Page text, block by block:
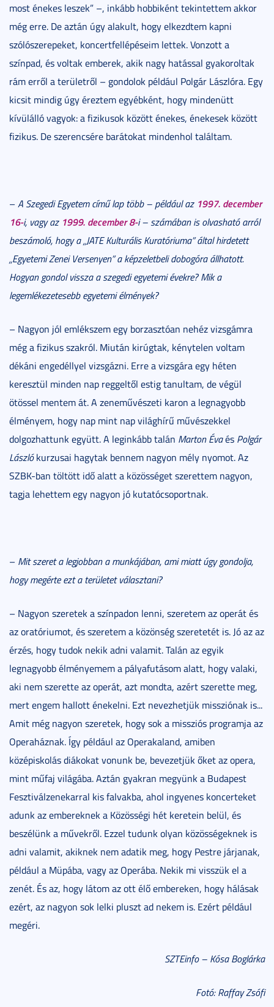
most énekes leszek” –, inkább hobbiként tekintettem akkor
még erre. De aztán úgy alakult, hogy elkezdtem kapni
szólószerepeket, koncertfellépéseim lettek. Vonzott a
színpad, és voltak emberek, akik nagy hatással gyakoroltak
rám erről a területről – gondolok például Polgár Lászlóra. Egy
kicsit mindig úgy éreztem egyébként, hogy mindenütt
kívülálló vagyok: a fizikusok között énekes, énekesek között
fizikus. De szerencsére barátokat mindenhol találtam.
– A Szegedi Egyetem című lap több – például az 1997. december
16-i, vagy az 1999. december 8-i – számában is olvasható arról
beszámoló, hogy a „JATE Kulturális Kuratóriuma” által hirdetett
„Egyetemi Zenei Versenyen” a képzeletbeli dobogóra állhatott.
Hogyan gondol vissza a szegedi egyetemi évekre? Mik a
legemlékezetesebb egyetemi élmények?
– Nagyon jól emlékszem egy borzasztóan nehéz vizsgámra
még a fizikus szakról. Miután kirúgtak, kénytelen voltam
dékáni engedéllyel vizsgázni. Erre a vizsgára egy héten
keresztül minden nap reggeltől estig tanultam, de végül
ötössel mentem át. A zeneművészeti karon a legnagyobb
élményem, hogy nap mint nap világhírű művészekkel
dolgozhattunk együtt. A leginkább talán Marton Évaés Polgár
Lászlókurzusai hagytak bennem nagyon mély nyomot. Az
SZBK-ban töltött idő alatt a közösséget szerettem nagyon,
tagja lehettem egy nagyon jó kutatócsoportnak.
– Mit szeret a legjobban a munkájában, ami miatt úgy gondolja,
hogy megérte ezt a területet választani?
– Nagyon szeretek a színpadon lenni, szeretem az operát és
az oratóriumot, és szeretem a közönség szeretetét is. Jó az az
érzés, hogy tudok nekik adni valamit. Talán az egyik
legnagyobb élményemem a pályafutásom alatt, hogy valaki,
aki nem szerette az operát, azt mondta, azért szerette meg,
mert engem hallott énekelni. Ezt nevezhetjük missziónak is...
Amit még nagyon szeretek, hogy sok a missziós programja az
Operaháznak. Így például az Operakaland, amiben
középiskolás diákokat vonunk be, bevezetjük őket az opera,
mint műfaj világába. Aztán gyakran megyünk a Budapest
Fesztiválzenekarral kis falvakba, ahol ingyenes koncerteket
adunk az embereknek a Közösségi hét keretein belül, és
beszélünk a művekről. Ezzel tudunk olyan közösségeknek is
adni valamit, akiknek nem adatik meg, hogy Pestre járjanak,
például a Müpába, vagy az Operába. Nekik mi visszük el a
zenét. És az, hogy látom az ott élő embereken, hogy hálásak
ezért, az nagyon sok lelki pluszt ad nekem is. Ezért például
megéri.
SZTEinfo – Kósa Boglárka
Fotó: Raffay Zsófi